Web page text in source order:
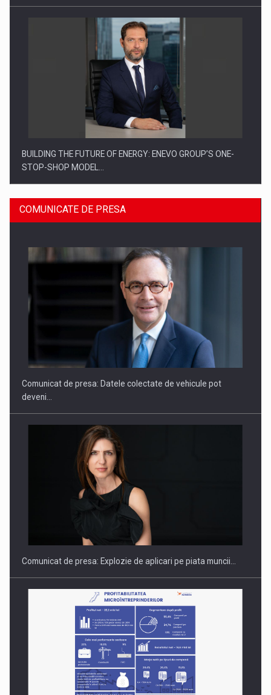
BUILDING THE FUTURE OF ENERGY: ENEVO GROUP’S ONE-
STOP-SHOP MODEL…
ROOTED IN ROMANIA, BUILT TO DELIVER TECHNOLOGY FOR
PUTTING ROMANIAN CORPORATE COMPANIES ON THE
INTERNATIONAL BUSINESS SCENE
COMUNICATE DE PRESA
Comunicat de presa: Datele colectate de vehicule pot
deveni…
Comunicat de presa: Explozie de aplicari pe piata muncii…